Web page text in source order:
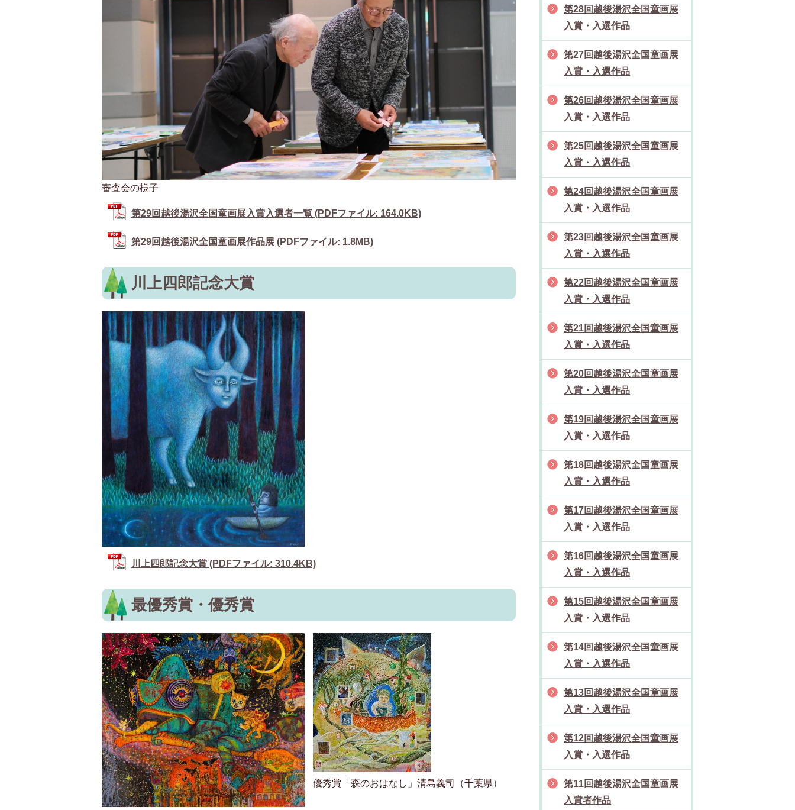
審査会の様子
第29回越後湯沢全国童画展入賞入選者一覧 (PDFファイル: 164.0KB)
第29回越後湯沢全国童画展作品展 (PDFファイル: 1.8MB)
川上四郎記念大賞
川上四郎記念大賞 (PDFファイル: 310.4KB)
最優秀賞・優秀賞
優秀賞「森のおはなし」清島義司（千葉県）
第28回越後湯沢全国童画展
入賞・入選作品
第27回越後湯沢全国童画展
入賞・入選作品
第26回越後湯沢全国童画展
入賞・入選作品
第25回越後湯沢全国童画展
入賞・入選作品
第24回越後湯沢全国童画展
入賞・入選作品
第23回越後湯沢全国童画展
入賞・入選作品
第22回越後湯沢全国童画展
入賞・入選作品
第21回越後湯沢全国童画展
入賞・入選作品
第20回越後湯沢全国童画展
入賞・入選作品
第19回越後湯沢全国童画展
入賞・入選作品
第18回越後湯沢全国童画展
入賞・入選作品
第17回越後湯沢全国童画展
入賞・入選作品
第16回越後湯沢全国童画展
入賞・入選作品
第15回越後湯沢全国童画展
入賞・入選作品
第14回越後湯沢全国童画展
入賞・入選作品
第13回越後湯沢全国童画展
入賞・入選作品
第12回越後湯沢全国童画展
入賞・入選作品
第11回越後湯沢全国童画展
入賞者作品